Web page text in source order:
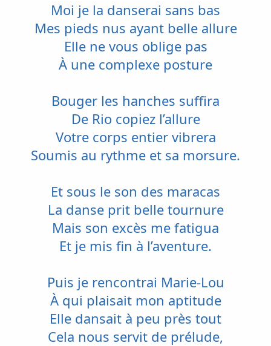
Moi je la danserai sans bas
Mes pieds nus ayant belle allure
Elle ne vous oblige pas
À une complexe posture
Bouger les hanches suffira
De Rio copiez l’allure
Votre corps entier vibrera
Soumis au rythme et sa morsure.
Et sous le son des maracas
La danse prit belle tournure
Mais son excès me fatigua
Et je mis fin à l’aventure.
Puis je rencontrai Marie-Lou
À qui plaisait mon aptitude
Elle dansait à peu près tout
Cela nous servit de prélude,